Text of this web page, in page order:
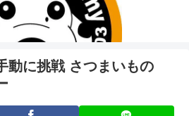
動に挑戦 さつまいもの